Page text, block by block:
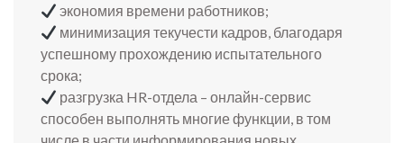
экономия времени работников;
минимизация текучести кадров, благодаря
успешному прохождению испытательного
срока;
разгрузка HR-отдела – онлайн-сервис
способен выполнять многие функции, в том